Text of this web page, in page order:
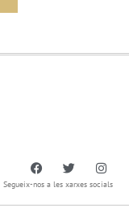
Segueix-nos a les xarxes socials